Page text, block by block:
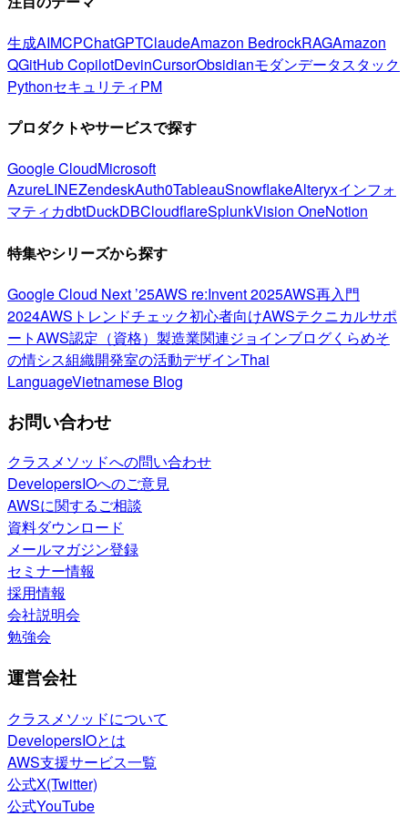
生成AIMCPChatGPTClaudeAmazon BedrockRAGAmazon
QGitHub CopilotDevinCursorObsidianモダンデータスタック
PythonセキュリティPM
プロダクトやサービスで探す
Google CloudMicrosoft
AzureLINEZendeskAuth0TableauSnowflakeAlteryxインフォ
マティカdbtDuckDBCloudflareSplunkVision OneNotion
特集やシリーズから探す
Google Cloud Next ’25AWS re:Invent 2025AWS再入門
2024AWSトレンドチェック初心者向けAWSテクニカルサポ
ートAWS認定（資格） 製造業関連ジョインブログくらめそ
の情シス組織開発室の活動デザインThai
LanguageVietnamese Blog
お問い合わせ
クラスメソッドへの問い合わせ
DevelopersIOへのご意見
AWSに関するご相談
資料ダウンロード
メールマガジン登録
セミナー情報
採用情報
会社説明会
勉強会
運営会社
クラスメソッドについて
DevelopersIOとは
AWS支援サービス一覧
公式X(Twitter)
公式YouTube